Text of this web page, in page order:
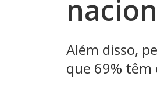
Além disso,
que 69%